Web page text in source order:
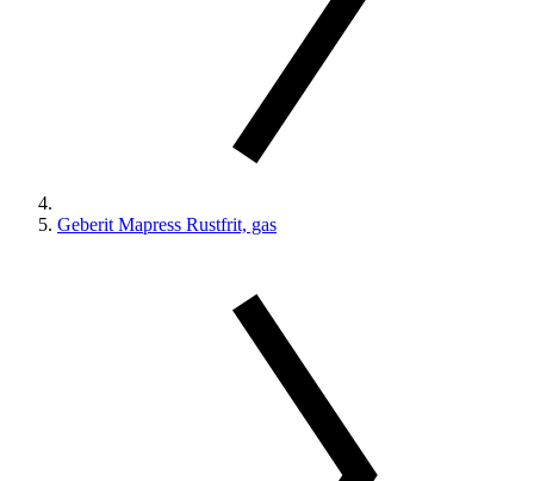
Geberit Mapress Rustfrit, gas